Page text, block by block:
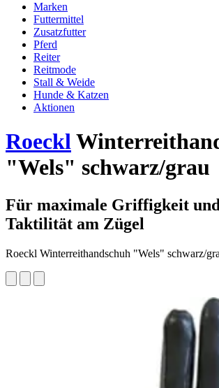
Marken
Futtermittel
Zusatzfutter
Pferd
Reiter
Reitmode
Stall & Weide
Hunde & Katzen
Aktionen
Roeckl
"Wels" schwarz/grau
Für maximale Griffigkeit
Taktilität am Zügel
Roeckl Winterreithandschuh "Wels" schwarz/